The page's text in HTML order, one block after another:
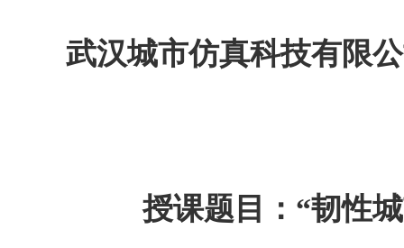
武汉城市仿真科技有限
授课题目：“韧性